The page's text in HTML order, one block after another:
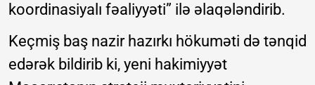
koordinasiyalı fəaliyyəti” ilə əlaqələndirib.
Keçmiş baş nazir hazırkı hökuməti də tənqid
edərək bildirib ki, yeni hakimiyyət